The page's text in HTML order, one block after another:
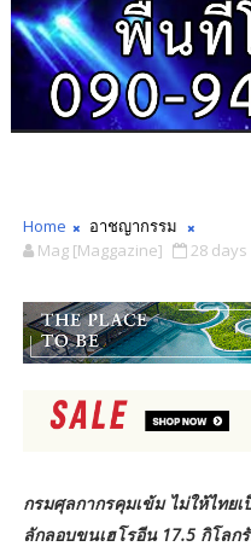
Home
อาชญากรรม
Mag [Maggazine]
28 days
กรมศุลกากรคุมเข้ม ไม่ให้ไทย
ลักลอบขนเฮโรอีน 17.5 กิโลก